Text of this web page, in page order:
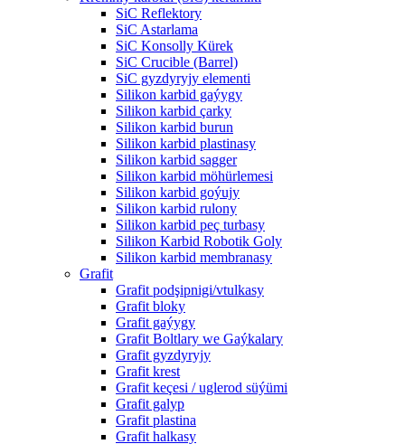
SiC Reflektory
SiC Astarlama
SiC Konsolly Kürek
SiC Crucible (Barrel)
SiC gyzdyryjy elementi
Silikon karbid gaýygy
Silikon karbid çarky
Silikon karbid burun
Silikon karbid plastinasy
Silikon karbid sagger
Silikon karbid möhürlemesi
Silikon karbid goýujy
Silikon karbid rulony
Silikon karbid peç turbasy
Silikon Karbid Robotik Goly
Silikon karbid membranasy
Grafit
Grafit podşipnigi/vtulkasy
Grafit bloky
Grafit gaýygy
Grafit Boltlary we Gaýkalary
Grafit gyzdyryjy
Grafit krest
Grafit keçesi / uglerod süýümi
Grafit galyp
Grafit plastina
Grafit halkasy